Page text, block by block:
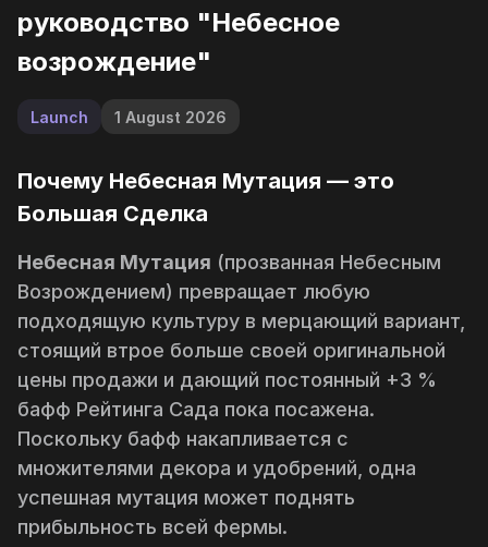
руководство "Небесное
возрождение"
Launch 1 August 2026
Почему Небесная Мутация — это
Большая Сделка
Небесная Мутация (прозванная Небесным
Возрождением) превращает любую
подходящую культуру в мерцающий вариант,
стоящий втрое больше своей оригинальной
цены продажи и дающий постоянный +3 %
бафф Рейтинга Сада пока посажена.
Поскольку бафф накапливается с
множителями декора и удобрений, одна
успешная мутация может поднять
прибыльность всей фермы.